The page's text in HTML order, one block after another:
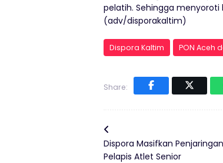
pelatih. Sehingga menyoroti
(adv/disporakaltim)
Dispora Kaltim PON Aceh
Share:
Dispora Masifkan
Pelapis Atlet Senior